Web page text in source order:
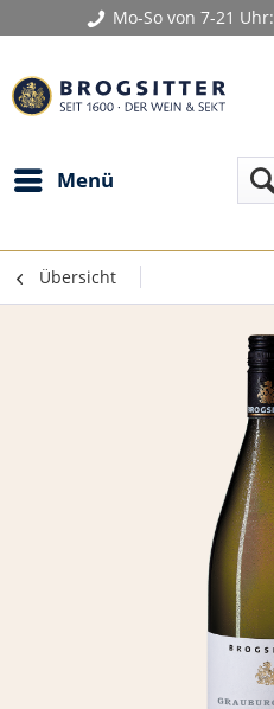
Mo-So von 7-21 Uhr:
Menü
Übersicht